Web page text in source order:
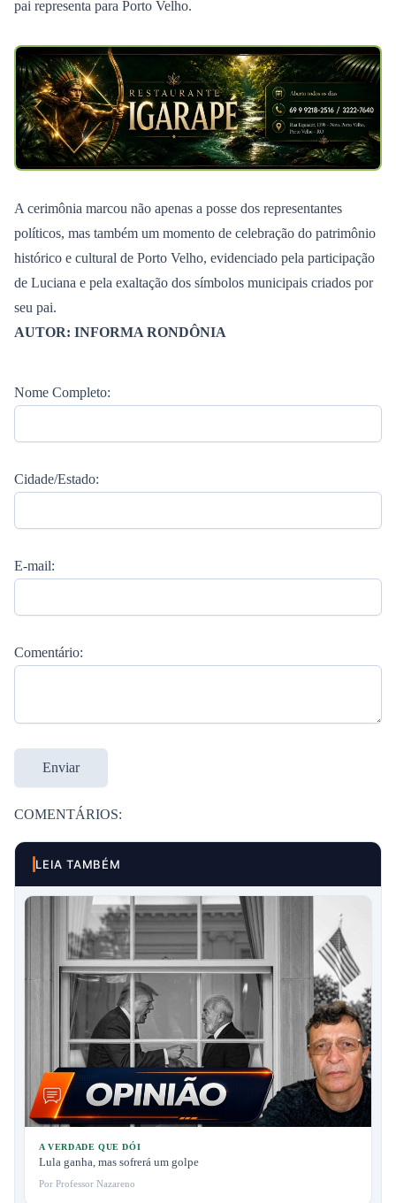
pai representa para Porto Velho.
A cerimônia marcou não apenas a posse dos representantes
políticos, mas também um momento de celebração do patrimônio
histórico e cultural de Porto Velho, evidenciado pela participação
de Luciana e pela exaltação dos símbolos municipais criados por
seu pai.
AUTOR: INFORMA RONDÔNIA
Nome Completo:
Cidade/Estado:
E-mail:
Comentário:
Enviar
COMENTÁRIOS:
LEIA TAMBÉM
A VERDADE QUE DÓI
Lula ganha, mas sofrerá um golpe
Por Professor Nazareno